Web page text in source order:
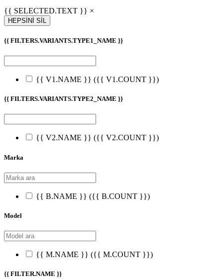
{{ SELECTED.TEXT }} ×
HEPSİNİ SİL
{{ FILTERS.VARIANTS.TYPE1_NAME }}
{{ V1.NAME }} ({{ V1.COUNT }})
{{ FILTERS.VARIANTS.TYPE2_NAME }}
{{ V2.NAME }} ({{ V2.COUNT }})
Marka
{{ B.NAME }} ({{ B.COUNT }})
Model
{{ M.NAME }} ({{ M.COUNT }})
{{ FILTER.NAME }}